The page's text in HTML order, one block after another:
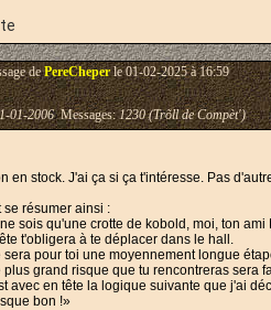
dePereCheperle 01-02-2025 à 16:59
01-2006Messages:1230 (Trõll de Compèt')
en stock. J'ai ça si ça t'intéresse. Pas
se résumer ainsi :
sois qu'une crotte de kobold, moi, ton ami
t'obligera à te déplacer dans le hall.
pour toi une moyennement longue
grand risque que tu rencontreras sera
avec en tête la logique suivante que j'ai
bon !»